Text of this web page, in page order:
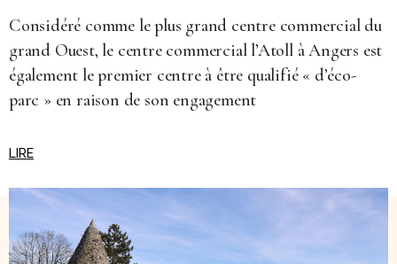
Considéré comme le plus grand centre commercial du
grand Ouest, le centre commercial l’Atoll à Angers est
également le premier centre à être qualifié « d’éco-
parc » en raison de son engagement